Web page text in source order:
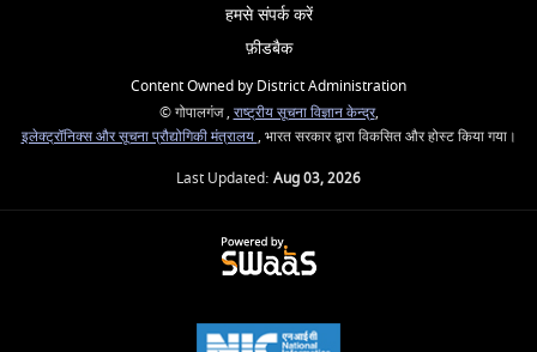
हमसे संपर्क करें
फ़ीडबैक
Content Owned by District Administration
© गोपालगंज , राष्ट्रीय सूचना विज्ञान केन्द्र,
इलेक्ट्रॉनिक्स और सूचना प्रौद्योगिकी मंत्रालय, भारत सरकार द्वारा विकसित और होस्ट किया गया।
Last Updated: Aug 03, 2026